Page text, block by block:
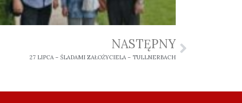
NASTĘPNY
27 LIPCA – ŚLADAMI ZAŁOŻYCIELA – TULLNERBACH